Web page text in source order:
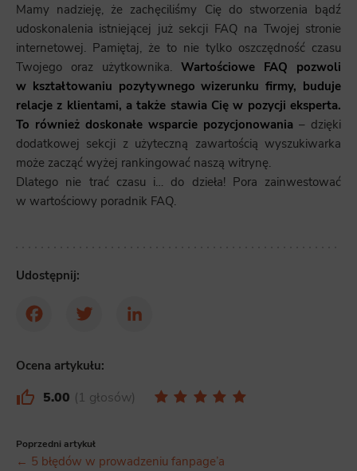
Mamy nadzieję, że zachęciliśmy Cię do stworzenia bądź
udoskonalenia istniejącej już sekcji FAQ na Twojej stronie
internetowej. Pamiętaj, że to nie tylko oszczędność czasu
Twojego oraz użytkownika. Wartościowe FAQ pozwoli
w kształtowaniu pozytywnego wizerunku firmy, buduje
relacje z klientami, a także stawia Cię w pozycji eksperta.
To również doskonałe wsparcie pozycjonowania – dzięki
dodatkowej sekcji z użyteczną zawartością wyszukiwarka
może zacząć wyżej rankingować naszą witrynę.
Dlatego nie trać czasu i… do dzieła! Pora zainwestować
w wartościowy poradnik FAQ.
Udostępnij:
FacebookTwitter LinkedIn
Ocena artykułu:
5.00 1 głosów
Poprzedni artykuł
← 5 błędów w prowadzeniu fanpage’a